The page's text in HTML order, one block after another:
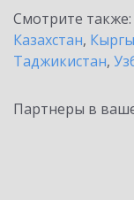
Смотрите также:
Казахстан,
Таджикистан,
Партнеры в